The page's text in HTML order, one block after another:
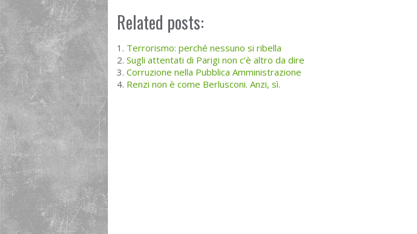
Related posts:
Terrorismo: perché nessuno si ribella
Sugli attentati di Parigi non c’è altro da dire
Corruzione nella Pubblica Amministrazione
Renzi non è come Berlusconi. Anzi, sì.